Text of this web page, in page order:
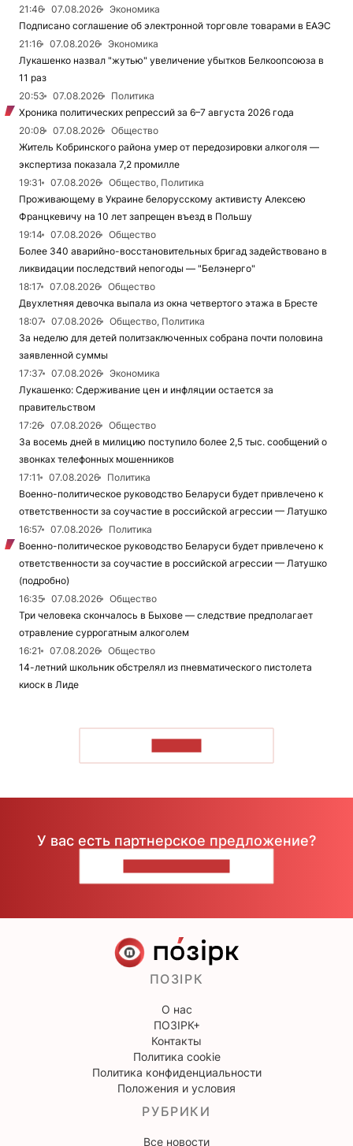
21:46
07.08.2026
Экономика
Подписано соглашение об электронной торговле товарами в ЕАЭС
21:16
07.08.2026
Экономика
Лукашенко назвал "жутью" увеличение убытков Белкоопсоюза в
11 раз
20:53
07.08.2026
Политика
Хроника политических репрессий за 6–7 августа 2026 года
20:08
07.08.2026
Общество
Житель Кобринского района умер от передозировки алкоголя —
экспертиза показала 7,2 промилле
19:31
07.08.2026
Общество, Политика
Проживающему в Украине белорусскому активисту Алексею
Францкевичу на 10 лет запрещен въезд в Польшу
19:14
07.08.2026
Общество
Более 340 аварийно-восстановительных бригад задействовано в
ликвидации последствий непогоды — "Белэнерго"
18:17
07.08.2026
Общество
Двухлетняя девочка выпала из окна четвертого этажа в Бресте
18:07
07.08.2026
Общество, Политика
За неделю для детей политзаключенных собрана почти половина
заявленной суммы
17:37
07.08.2026
Экономика
Лукашенко: Сдерживание цен и инфляции остается за
правительством
17:26
07.08.2026
Общество
За восемь дней в милицию поступило более 2,5 тыс. сообщений о
звонках телефонных мошенников
17:11
07.08.2026
Политика
Военно-политическое руководство Беларуси будет привлечено к
ответственности за соучастие в российской агрессии — Латушко
16:57
07.08.2026
Политика
Военно-политическое руководство Беларуси будет привлечено к
ответственности за соучастие в российской агрессии — Латушко
(подробно)
16:35
07.08.2026
Общество
Три человека скончалось в Быхове — следствие предполагает
отравление суррогатным алкоголем
16:21
07.08.2026
Общество
14-летний школьник обстрелял из пневматического пистолета
киоск в Лиде
У вас есть партнерское предложение?
ПОЗІРК
О нас
ПОЗІРК+
Контакты
Политика cookie
Политика конфиденциальности
Положения и условия
РУБРИКИ
Все новости